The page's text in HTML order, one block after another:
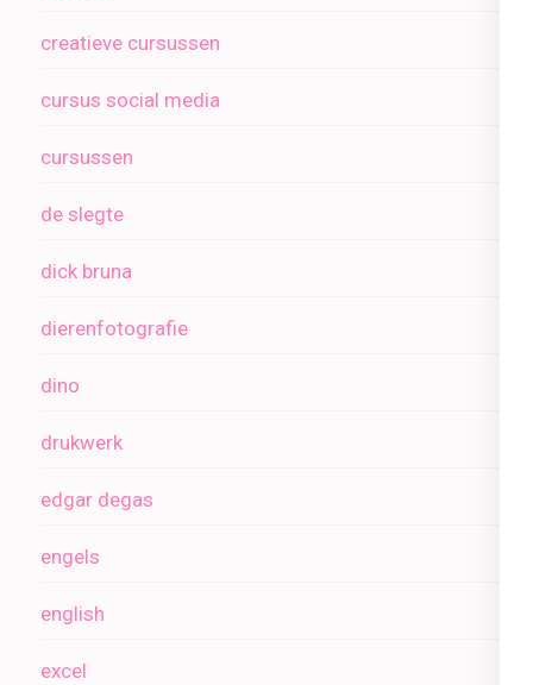
creatieve cursussen
cursus social media
cursussen
de slegte
dick bruna
dierenfotografie
dino
drukwerk
edgar degas
engels
english
excel